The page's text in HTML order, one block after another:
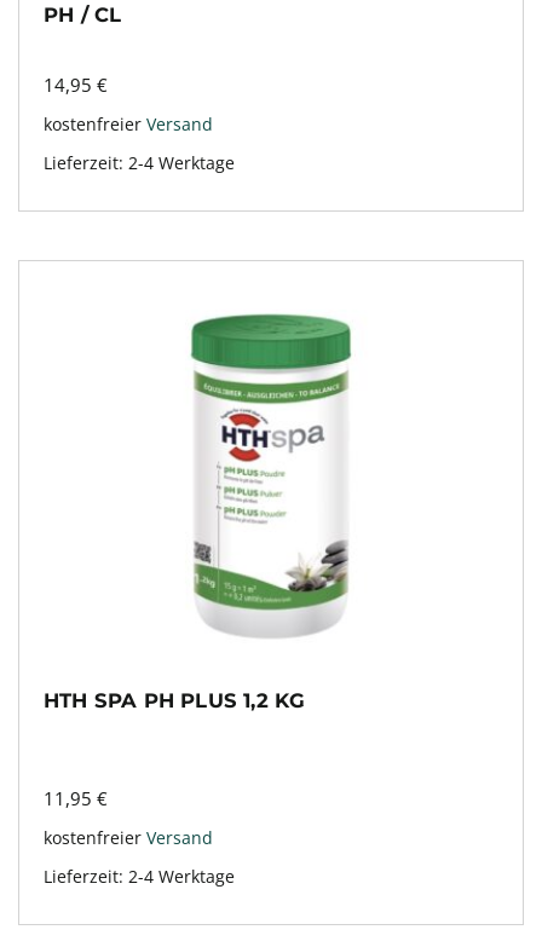
PH / CL
14,95 €
kostenfreier Versand
Lieferzeit: 2-4 Werktage
HTH SPA PH PLUS 1,2 KG
11,95 €
kostenfreier Versand
Lieferzeit: 2-4 Werktage